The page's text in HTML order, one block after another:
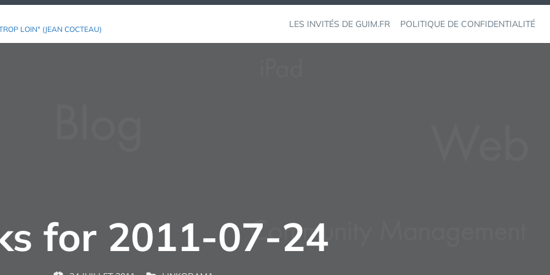
LOIN" (JEAN COCTEAU) LES INVITÉS DE GUIM.FR POLITIQUE DE CONFIDENTIALITÉ
for 2011-07-24